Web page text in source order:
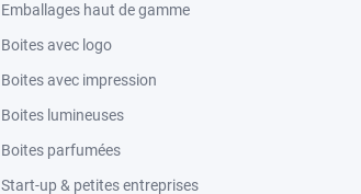
Emballages haut de gamme
Boites avec logo
Boites avec impression
Boites lumineuses
Boites parfumées
Start-up & petites entreprises